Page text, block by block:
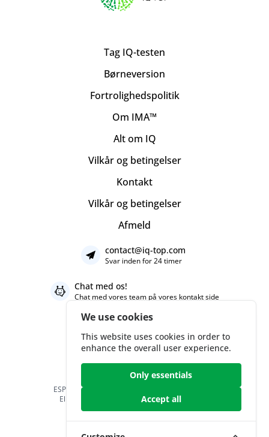
Tag IQ-testen
Børneversion
Fortrolighedspolitik
Om IMA™
Alt om IQ
Vilkår og betingelser
Kontakt
Vilkår og betingelser
Afmeld
contact@iq-top.com
Svar inden for 24 timer
Chat med os!
Chat med vores team på vores kontakt side
ESPRESSO.SOCIAL LTD 168 The Circle Queen
Elizabeth Street, London, United Kingdom
We use cookies
This website uses cookies in order to
enhance the overall user experience.
Only essentials
Accept all